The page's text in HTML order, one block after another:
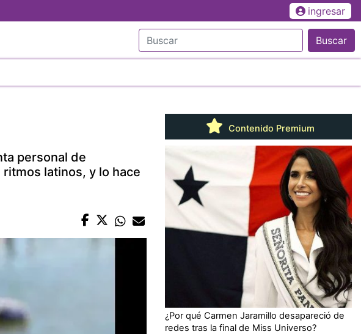
ingresar
Buscar
personal de
latinos, y lo hace
Contenido Premium
¿Por qué Carmen Jaramillo desapareció de
redes tras la final de Miss Universo?